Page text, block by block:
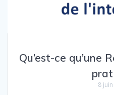
Qu’est-ce qu’une
8